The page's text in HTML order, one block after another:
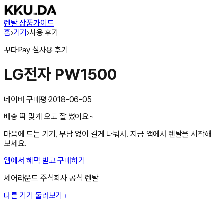
렌탈 상품가이드
홈›기기›사용 후기
꾸다Pay 실사용 후기
LG전자 PW1500
네이버 구매평·2018-06-05
배송 딱 맞게 오고 잘 썼어요~
마음에 드는 기기, 부담 없이 길게 나눠서. 지금 앱에서 렌탈을 시작해
보세요.
앱에서 혜택 받고 구매하기
셰어라운드 주식회사 공식 렌탈
다른 기기 둘러보기 ›